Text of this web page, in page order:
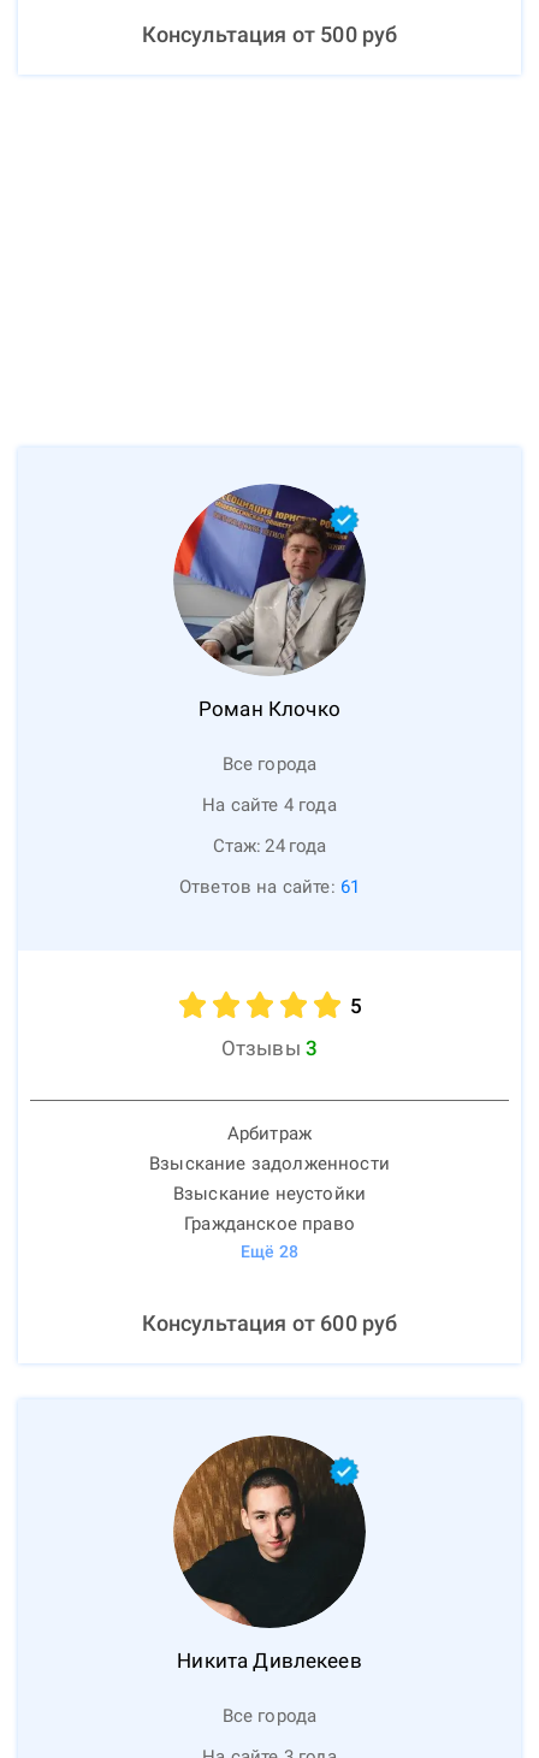
Консультация от 500руб
Роман Клочко
Все города
На сайте 4 года
Стаж: 24 года
Ответов на сайте: 61
5
Отзывы 3
Арбитраж
Взыскание задолженности
Взыскание неустойки
Гражданское право
Ещё 28
Консультация от 600руб
Никита Дивлекеев
Все города